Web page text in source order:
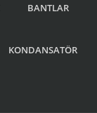
BANTLAR
KONDANSATÖR